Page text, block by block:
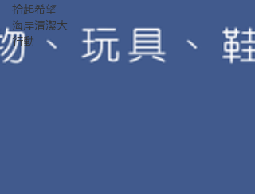
拾起希望
海岸清潔大
行動